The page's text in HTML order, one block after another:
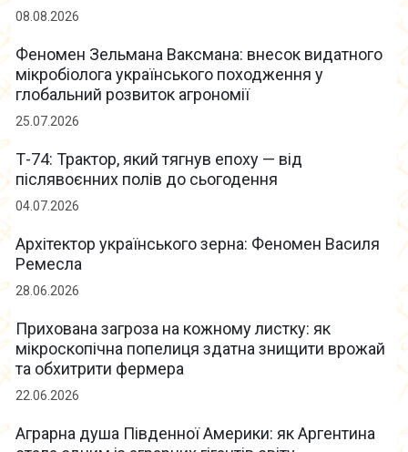
08.08.2026
Феномен Зельмана Ваксмана: внесок видатного
мікробіолога українського походження у
глобальний розвиток агрономії
25.07.2026
Т-74: Трактор, який тягнув епоху — від
післявоєнних полів до сьогодення
04.07.2026
Архітектор українського зерна: Феномен Василя
Ремесла
28.06.2026
Прихована загроза на кожному листку: як
мікроскопічна попелиця здатна знищити врожай
та обхитрити фермера
22.06.2026
Аграрна душа Південної Америки: як Аргентина